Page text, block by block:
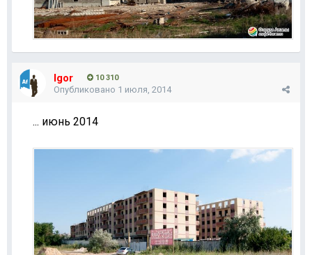
Igor 10 310
Опубликовано 1 июля, 2014
... июнь 2014